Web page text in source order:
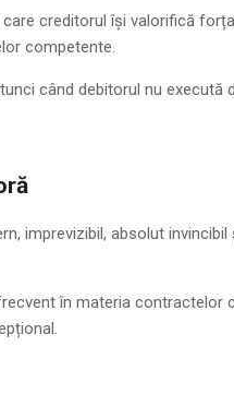
care creditorul își valorifică
competente.
când debitorul nu execută
imprevizibil, absolut
în materia contractelor